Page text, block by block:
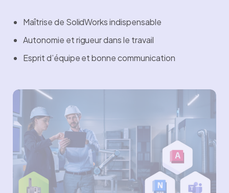
Maîtrise de SolidWorks indispensable
Autonomie et rigueur dans le travail
Esprit d’équipe et bonne communication